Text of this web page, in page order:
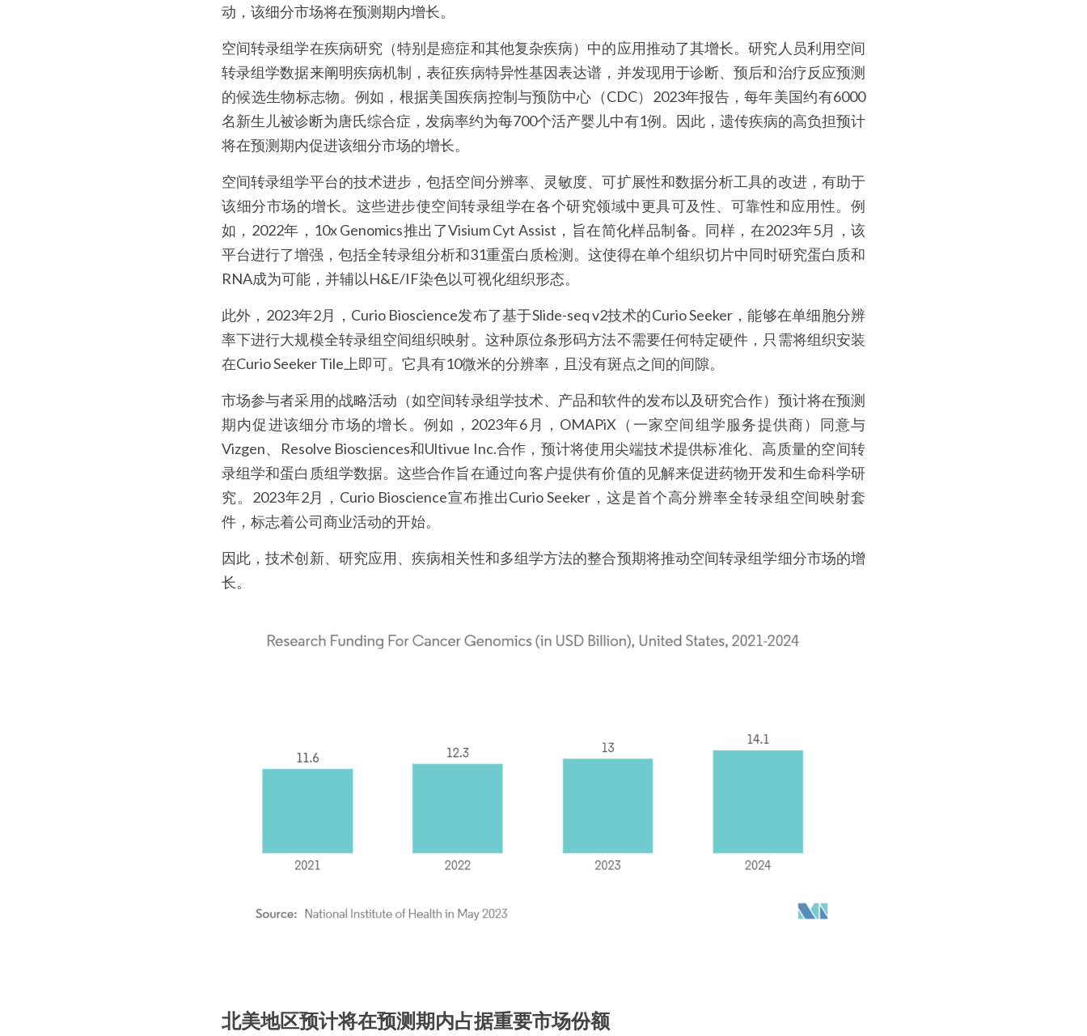
动，该细分市场将在预测期内增长。
空间转录组学在疾病研究（特别是癌症和其他复杂疾病）中的应用推动了其增长。研究人员利用空间
转录组学数据来阐明疾病机制，表征疾病特异性基因表达谱，并发现用于诊断、预后和治疗反应预测
的候选生物标志物。例如，根据美国疾病控制与预防中心（CDC）2023年报告，每年美国约有6000
名新生儿被诊断为唐氏综合症，发病率约为每700个活产婴儿中有1例。因此，遗传疾病的高负担预计
将在预测期内促进该细分市场的增长。
空间转录组学平台的技术进步，包括空间分辨率、灵敏度、可扩展性和数据分析工具的改进，有助于
该细分市场的增长。这些进步使空间转录组学在各个研究领域中更具可及性、可靠性和应用性。例
如，2022年，10x Genomics推出了Visium Cyt Assist，旨在简化样品制备。同样，在2023年5月，该
平台进行了增强，包括全转录组分析和31重蛋白质检测。这使得在单个组织切片中同时研究蛋白质和
RNA成为可能，并辅以H&E/IF染色以可视化组织形态。
此外，2023年2月，Curio Bioscience发布了基于Slide-seq v2技术的Curio Seeker，能够在单细胞分辨
率下进行大规模全转录组空间组织映射。这种原位条形码方法不需要任何特定硬件，只需将组织安装
在Curio Seeker Tile上即可。它具有10微米的分辨率，且没有斑点之间的间隙。
市场参与者采用的战略活动（如空间转录组学技术、产品和软件的发布以及研究合作）预计将在预测
期内促进该细分市场的增长。例如，2023年6月，OMAPiX（一家空间组学服务提供商）同意与
Vizgen、Resolve Biosciences和Ultivue Inc.合作，预计将使用尖端技术提供标准化、高质量的空间转
录组学和蛋白质组学数据。这些合作旨在通过向客户提供有价值的见解来促进药物开发和生命科学研
究。2023年2月，Curio Bioscience宣布推出Curio Seeker，这是首个高分辨率全转录组空间映射套
件，标志着公司商业活动的开始。
因此，技术创新、研究应用、疾病相关性和多组学方法的整合预期将推动空间转录组学细分市场的增
长。
北美地区预计将在预测期内占据重要市场份额